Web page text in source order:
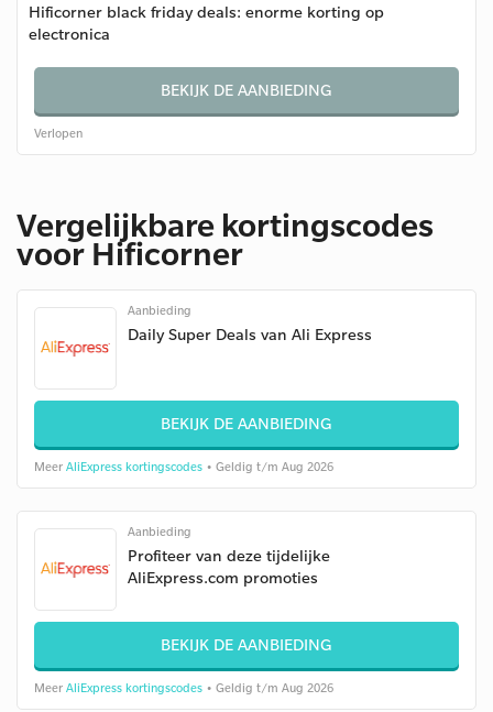
Hificorner black friday deals: enorme korting op
electronica
BEKIJK DE AANBIEDING
Verlopen
Vergelijkbare kortingscodes
voor Hificorner
Aanbieding
Daily Super Deals van Ali Express
BEKIJK DE AANBIEDING
Meer AliExpress kortingscodes • Geldig t/m Aug 2026
Aanbieding
Profiteer van deze tijdelijke
AliExpress.com promoties
BEKIJK DE AANBIEDING
Meer AliExpress kortingscodes • Geldig t/m Aug 2026